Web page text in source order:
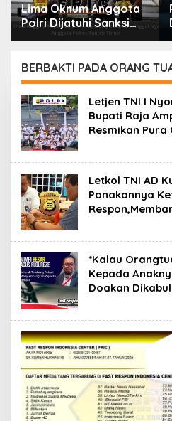
Lima Oknum Anggota
Polri Dijatuhi Sanksi
PTDH, Polda Jambi
Penegakan Kode Etik
Secara Tegas dan
Transparan
BERBAKTI PADA ORANG
Letjen TNI I
Bupati Raja
Resmikan Pura
Letkol TNI AD
Ponakannya
*Kalau
Kepada
Doakan